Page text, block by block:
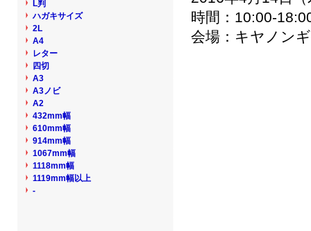
時間：10:00-
会場：キヤノン
L判
ハガキサイズ
2L
A4
レター
四切
A3
A3ノビ
A2
432mm幅
610mm幅
914mm幅
1067mm幅
1118mm幅
1119mm幅以上
-